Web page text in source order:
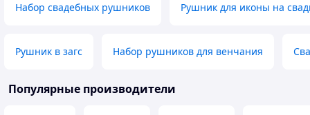
Набор свадебных рушников Рушник для иконы на
Рушник в загс Набор рушников для венчания
Популярные производители